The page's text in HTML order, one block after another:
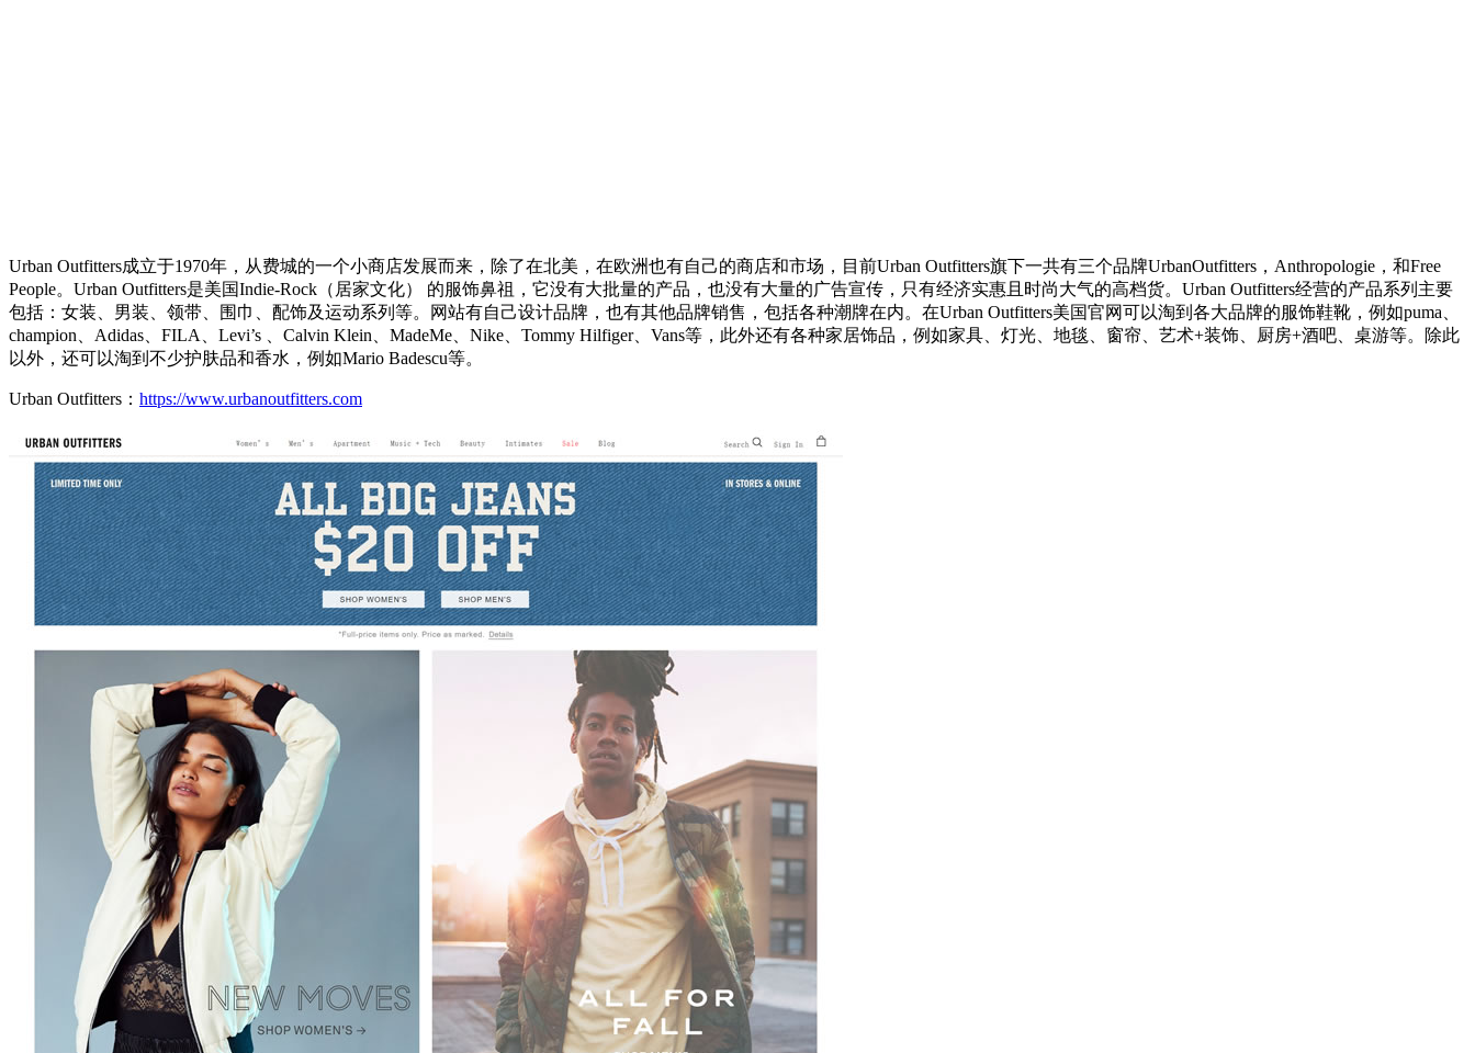
Urban Outfitters成立于1970年，从费城的一个小商店发展而来，除了在北美，在欧洲也有自己的商店和市场，目前Urban Outfitters旗下一共有三个品牌UrbanOutfitters，Anthropologie，和Free
People。Urban Outfitters是美国Indie-Rock（居家文化） 的服饰鼻祖，它没有大批量的产品，也没有大量的广告宣传，只有经济实惠且时尚大气的高档货。Urban Outfitters经营的产品系列主要
包括：女装、男装、领带、围巾、配饰及运动系列等。网站有自己设计品牌，也有其他品牌销售，包括各种潮牌在内。在Urban Outfitters美国官网可以淘到各大品牌的服饰鞋靴，例如puma、
champion、Adidas、FILA、Levi’s 、Calvin Klein、MadeMe、Nike、Tommy Hilfiger、Vans等，此外还有各种家居饰品，例如家具、灯光、地毯、窗帘、艺术+装饰、厨房+酒吧、桌游等。除此
以外，还可以淘到不少护肤品和香水，例如Mario Badescu等。
Urban Outfitters： https://www.urbanoutfitters.com